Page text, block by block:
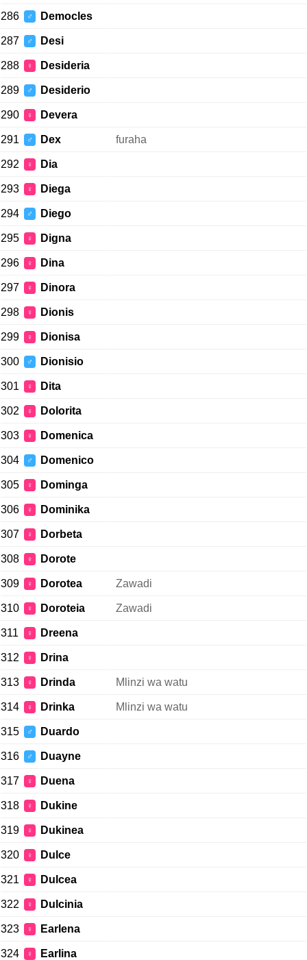
286 ♂ Democles
287 ♂ Desi
288 ♀ Desideria
289 ♂ Desiderio
290 ♀ Devera
291 ♂ Dex furaha
292 ♀ Dia
293 ♀ Diega
294 ♂ Diego
295 ♀ Digna
296 ♀ Dina
297 ♀ Dinora
298 ♀ Dionis
299 ♀ Dionisa
300 ♂ Dionisio
301 ♀ Dita
302 ♀ Dolorita
303 ♀ Domenica
304 ♂ Domenico
305 ♀ Dominga
306 ♀ Dominika
307 ♀ Dorbeta
308 ♀ Dorote
309 ♀ Dorotea Zawadi
310 ♀ Doroteia Zawadi
311 ♀ Dreena
312 ♀ Drina
313 ♀ Drinda Mlinzi wa watu
314 ♀ Drinka Mlinzi wa watu
315 ♂ Duardo
316 ♂ Duayne
317 ♀ Duena
318 ♀ Dukine
319 ♀ Dukinea
320 ♀ Dulce
321 ♀ Dulcea
322 ♀ Dulcinia
323 ♀ Earlena
324 ♀ Earlina